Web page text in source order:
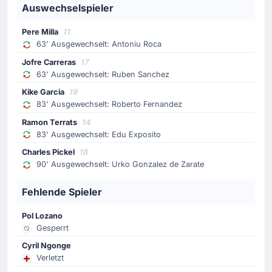
69'
Pere Milla
(Torschütze)
RCD Espanyol Barcelona markiert das 1 - 0 in
das Tor zum 1 - 0 von Carlos Romero.
63'
Spielerwechsel
Inigoo Ruiz de Galarreta
Mikel Jauregizar
(Athletic Bilbao).
63'
Spielerwechsel
Gorka Guruzeta
Auswechselspieler
Pere Milla 11
63' Ausgewechselt: Antoniu Roca
Jofre Carreras 17
63' Ausgewechselt: Ruben Sanchez
Kike Garcia 19
83' Ausgewechselt: Roberto Fernandez
Ramon Terrats 14
83' Ausgewechselt: Edu Exposito
Charles Pickel 18
90' Ausgewechselt: Urko Gonzalez de Zarate
Fehlende Spieler
Pol Lozano
Gesperrt
Cyril Ngonge
Verletzt